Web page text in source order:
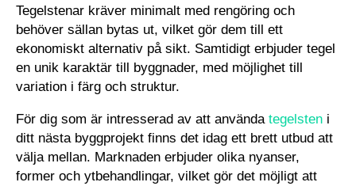
Tegelstenar kräver minimalt med rengöring och
behöver sällan bytas ut, vilket gör dem till ett
ekonomiskt alternativ på sikt. Samtidigt erbjuder tegel
en unik karaktär till byggnader, med möjlighet till
variation i färg och struktur.
För dig som är intresserad av att använda tegelsten i
ditt nästa byggprojekt finns det idag ett brett utbud att
välja mellan. Marknaden erbjuder olika nyanser,
former och ytbehandlingar, vilket gör det möjligt att